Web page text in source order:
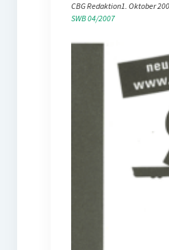
CBG Redaktion1. Oktober
SWB 04/2007